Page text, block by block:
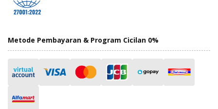
Metode Pembayaran & Program Cicilan 0%